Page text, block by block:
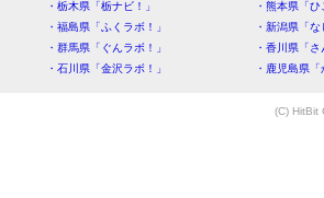
・栃木県「栃ナビ！」
・熊本県「
・福島県「ふくラボ！」
・新潟県「
・群馬県「ぐんラボ！」
・香川県「
・石川県「金沢ラボ！」
・鹿児島県
(C) HitBit